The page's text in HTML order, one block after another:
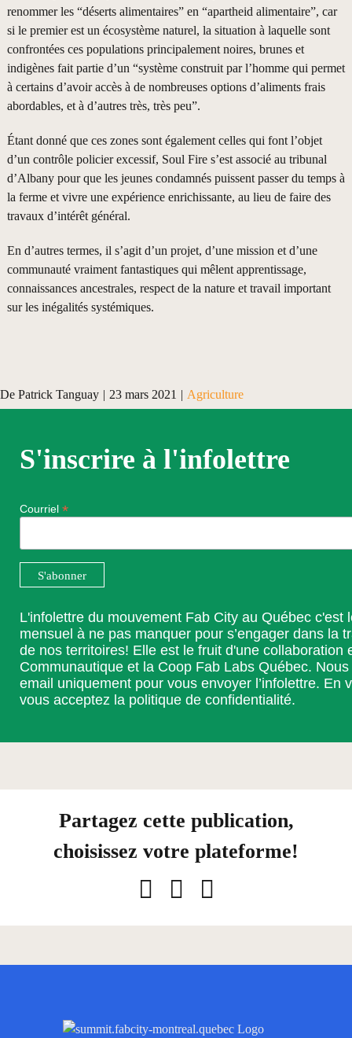
renommer les “déserts alimentaires” en “apartheid alimentaire”, car
si le premier est un écosystème naturel, la situation à laquelle sont
confrontées ces populations principalement noires, brunes et
indigènes fait partie d’un “système construit par l’homme qui permet
à certains d’avoir accès à de nombreuses options d’aliments frais
abordables, et à d’autres très, très peu”.
Étant donné que ces zones sont également celles qui font l’objet
d’un contrôle policier excessif, Soul Fire s’est associé au tribunal
d’Albany pour que les jeunes condamnés puissent passer du temps à
la ferme et vivre une expérience enrichissante, au lieu de faire des
travaux d’intérêt général.
En d’autres termes, il s’agit d’un projet, d’une mission et d’une
communauté vraiment fantastiques qui mêlent apprentissage,
connaissances ancestrales, respect de la nature et travail important
sur les inégalités systémiques.
De Patrick Tanguay | 23 mars 2021 | Agriculture
S'inscrire à l'infolettre
Courriel *
L'infolettre du mouvement Fab City au Québec c'est
mensuel à ne pas manquer pour s’engager dans la
de nos territoires! Elle est le fruit d'une collaboration
Communautique et la Coop Fab Labs Québec.
email uniquement pour vous envoyer l’infolettre. En
vous acceptez la politique de confidentialité.
Partagez cette publication,
choisissez votre plateforme!
Facebook
LinkedIn